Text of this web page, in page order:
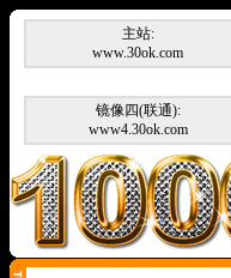
主站:
www.30ok.com
镜像四(联通):
www4.30ok.com